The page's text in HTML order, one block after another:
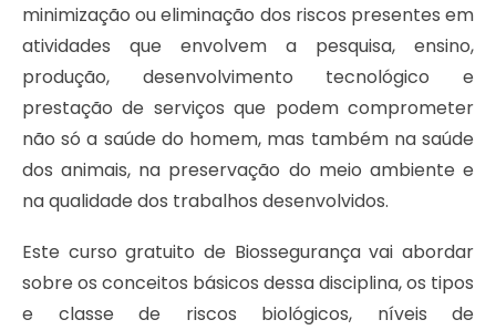
minimização ou eliminação dos riscos presentes em
atividades que envolvem a pesquisa, ensino,
produção, desenvolvimento tecnológico e
prestação de serviços que podem comprometer
não só a saúde do homem, mas também na saúde
dos animais, na preservação do meio ambiente e
na qualidade dos trabalhos desenvolvidos.
Este curso gratuito de Biossegurança vai abordar
sobre os conceitos básicos dessa disciplina, os tipos
e classe de riscos biológicos, níveis de